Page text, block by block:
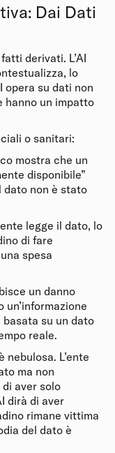
Dai Dati
derivati. L’AI
lo
opera su dati non
un impatto
o sanitari:
mostra che un
disponibile”
dato non è stato
legge il dato, lo
di fare
spesa
un danno
un’informazione
su un dato
reale.
L’ente
ma non
di aver solo
dirà di aver
rimane vittima
del dato è